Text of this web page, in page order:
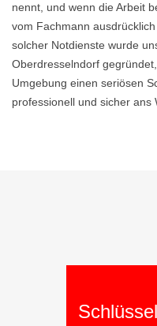
nennt, und wenn die Arbeit
vom Fachmann
solcher Notdienste wurde
Oberdresselndorf
Umgebung einen seriösen
professionell und sicher ans